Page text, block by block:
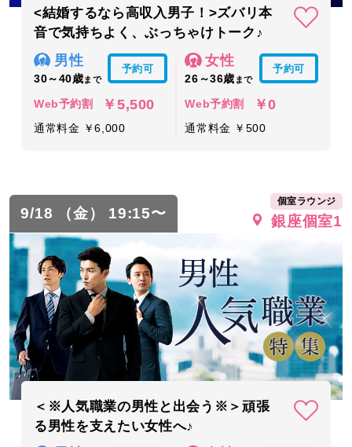
<結婚するなら高収入男子！>ズバリ本
音で気持ちよく、ぶっちゃけトーク♪
男性
30～40歳まで
予約可
Web予約割 ￥5,500
通常料金 ￥6,000
女性
26～36歳 まで
予約可
Web予約割 ￥0
通常料金 ￥500
9/18 （金） 19:15〜
個室ラウンジ
銀座個室1
＜※人気職業の男性と出会う※＞頑張
る男性を支えたい女性へ♪